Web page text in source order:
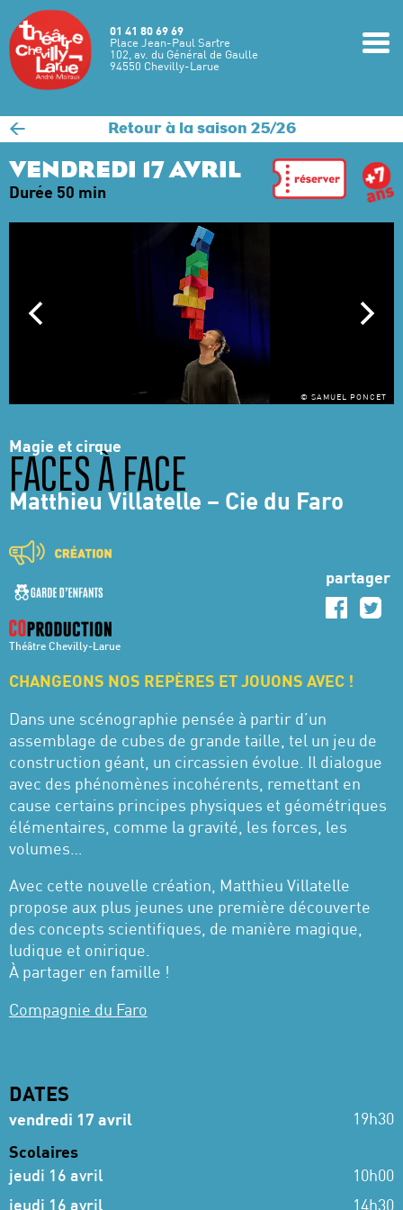
Aller au contenu principal
01 41 80 69 69
Place Jean-Paul Sartre
102, av. du Général de Gaulle
94550 Chevilly-Larue
< Retour à la saison 25/26
VENDREDI 17 AVRIL
Durée 50 min
© SAMUEL PONCET
Magie et cirque
FACES À FACE
Matthieu Villatelle – Cie du Faro
Théâtre Chevilly-Larue
partager
CHANGEONS NOS REPÈRES ET JOUONS AVEC !
Dans une scénographie pensée à partir d’un
assemblage de cubes de grande taille, tel un jeu de
construction géant, un circassien évolue. Il dialogue
avec des phénomènes incohérents, remettant en
cause certains principes physiques et géométriques
élémentaires, comme la gravité, les forces, les
volumes…
Avec cette nouvelle création, Matthieu Villatelle
propose aux plus jeunes une première découverte
des concepts scientifiques, de manière magique,
ludique et onirique.
À partager en famille !
Compagnie du Faro
DATES
vendredi 17 avril 19h30
Scolaires
jeudi 16 avril
10h00
jeudi 16 avril
14h30